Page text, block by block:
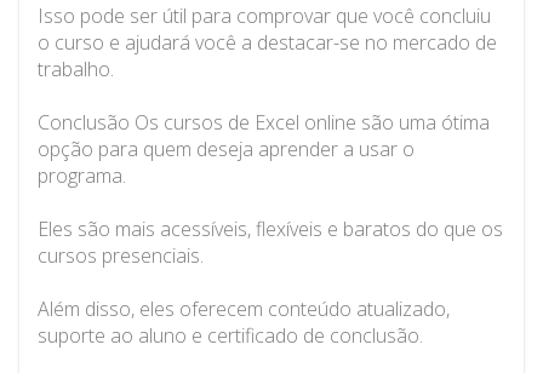
Isso pode ser útil para comprovar que você concluiu
o curso e ajudará você a destacar-se no mercado de
trabalho.
Conclusão Os cursos de Excel online são uma ótima
opção para quem deseja aprender a usar o
programa.
Eles são mais acessíveis, flexíveis e baratos do que os
cursos presenciais.
Além disso, eles oferecem conteúdo atualizado,
suporte ao aluno e certificado de conclusão.